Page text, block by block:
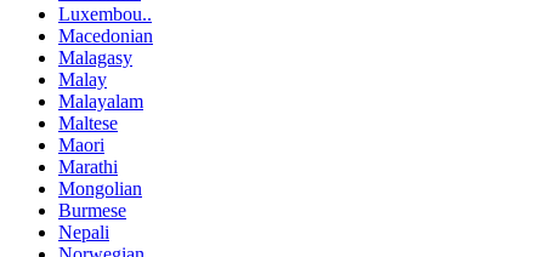
Luxembou..
Macedonian
Malagasy
Malay
Malayalam
Maltese
Maori
Marathi
Mongolian
Burmese
Nepali